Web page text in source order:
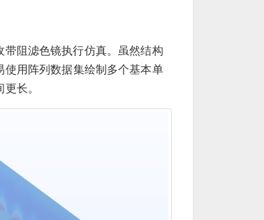
阻滤色镜执行仿真。虽然结构
用阵列数据集绘制多个基本单
长。